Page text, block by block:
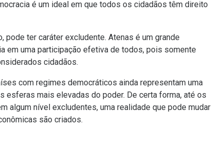
é um ideal em que todos os cidadãos têm direito
pode ter caráter excludente. Atenas é um grande
em uma participação efetiva de todos, pois somente
cidadãos.
com regimes democráticos ainda representam uma
esferas mais elevadas do poder. De certa forma, até os
algum nível excludentes, uma realidade que pode mudar
são criados.